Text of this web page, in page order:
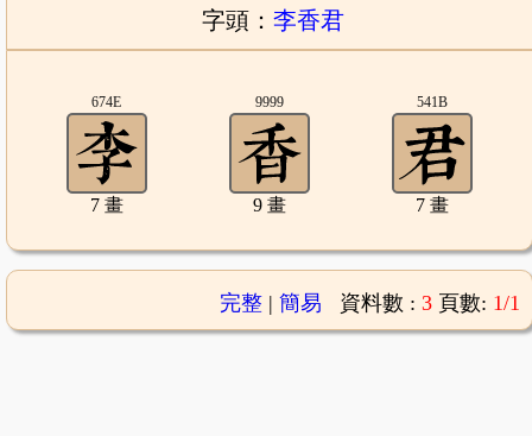
字頭： 李香君
674E
7 畫
9999
9 畫
541B
7 畫
完整| 簡易 資料數 : 3 頁數: 1/1